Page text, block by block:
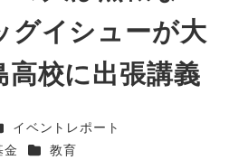
グイシューが大
高校に出張講義
テゴリー
イベントレポート
金 カテゴリー
教育